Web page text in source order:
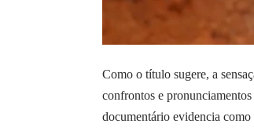
Como o título sugere, a
confrontos e
documentário evidencia